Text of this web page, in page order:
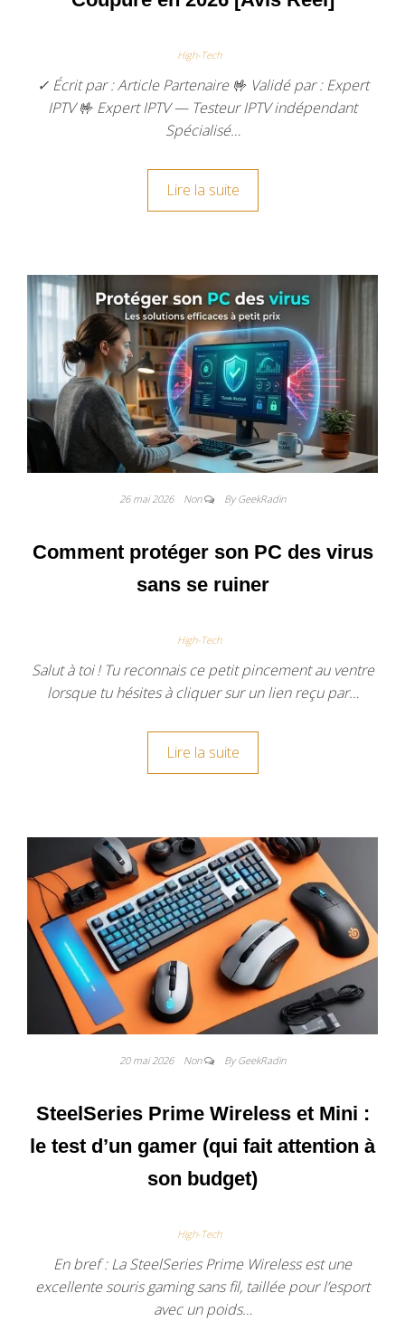
High-Tech
✓ Écrit par : Article Partenaire 🤟 Validé par : Expert
IPTV 🤟 Expert IPTV — Testeur IPTV indépendant
Spécialisé…
Lire la suite
26 mai 2026 Non By GeekRadin
Comment protéger son PC des virus
sans se ruiner
High-Tech
Salut à toi ! Tu reconnais ce petit pincement au ventre
lorsque tu hésites à cliquer sur un lien reçu par…
Lire la suite
20 mai 2026 Non By GeekRadin
SteelSeries Prime Wireless et Mini :
le test d’un gamer (qui fait attention à
son budget)
High-Tech
En bref : La SteelSeries Prime Wireless est une
excellente souris gaming sans fil, taillée pour l’esport
avec un poids…